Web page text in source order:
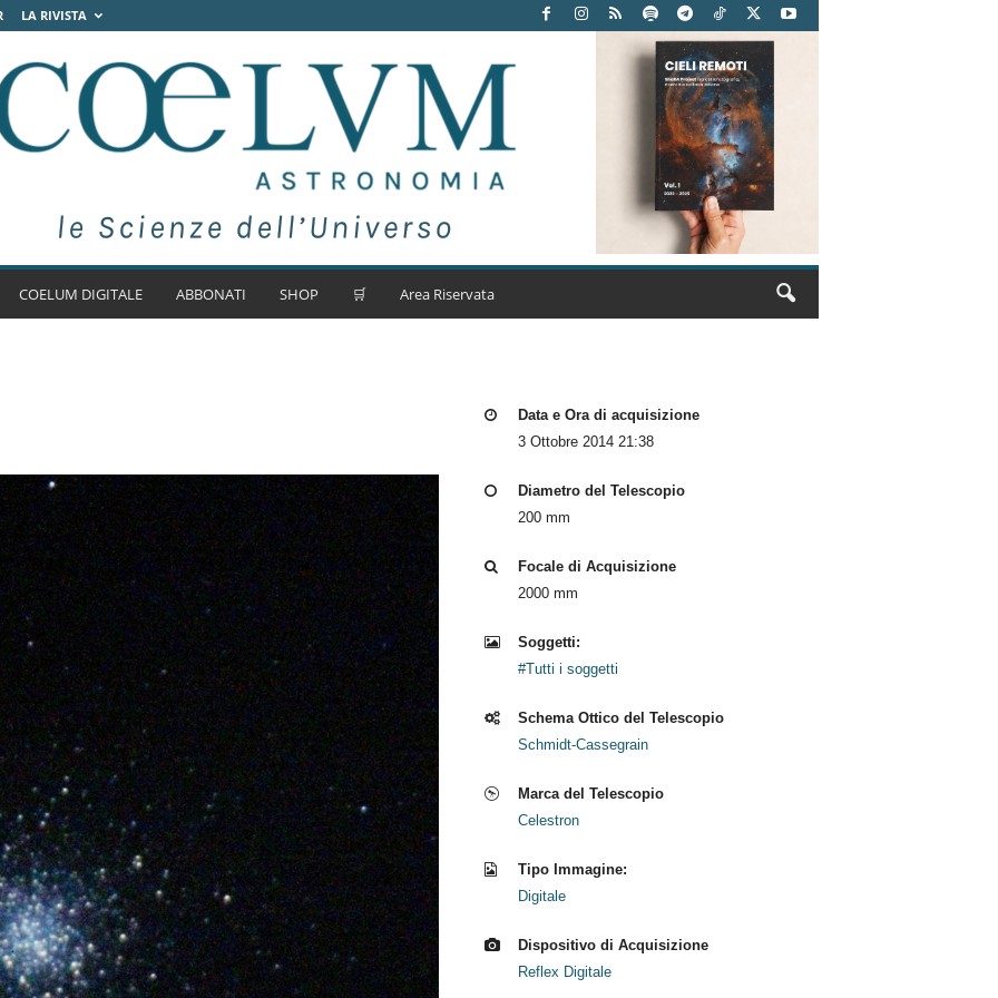
LA RIVISTA
COELUM DIGITALE ABBONATI SHOP 🛒 Area Riservata
Data e Ora di acquisizione
3 Ottobre 2014 21:38
Diametro del Telescopio
200 mm
Focale di Acquisizione
2000 mm
Soggetti:
#Tutti i soggetti
Schema Ottico del Telescopio
Schmidt-Cassegrain
Marca del Telescopio
Celestron
Tipo Immagine:
Digitale
Dispositivo di Acquisizione
Reflex Digitale